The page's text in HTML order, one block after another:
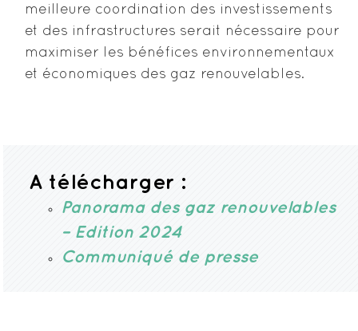
meilleure coordination des investissements
et des infrastructures serait nécessaire pour
maximiser les bénéfices environnementaux
et économiques des gaz renouvelables.
A télécharger :
Panorama des gaz renouvelables
– Edition 2024
Communiqué de presse